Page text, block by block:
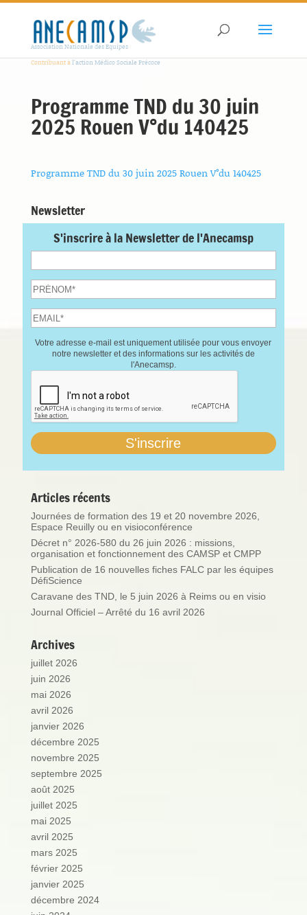
Association Nationale des Equipes
Contribuant àl'action Médico Sociale Précoce
Programme TND du 30 juin
2025 Rouen V°du 140425
Programme TND du 30 juin 2025 Rouen V°du 140425
Newsletter
S'inscrire à la Newsletter de l'Anecamsp
Votre adresse e-mail est uniquement utilisée pour vous envoyer
notre newsletter et des informations sur les activités de
l'Anecamsp.
Articles récents
Journées de formation des 19 et 20 novembre 2026,
Espace Reuilly ou en visioconférence
Décret n° 2026-580 du 26 juin 2026 : missions,
organisation et fonctionnement des CAMSP et CMPP
Publication de 16 nouvelles fiches FALC par les équipes
DéfiScience
Caravane des TND, le 5 juin 2026 à Reims ou en visio
Journal Officiel – Arrêté du 16 avril 2026
Archives
juillet 2026
juin 2026
mai 2026
avril 2026
janvier 2026
décembre 2025
novembre 2025
septembre 2025
août 2025
juillet 2025
mai 2025
avril 2025
mars 2025
février 2025
janvier 2025
décembre 2024